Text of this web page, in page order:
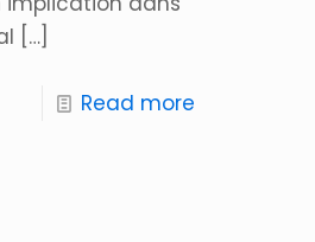
[…]
Read more